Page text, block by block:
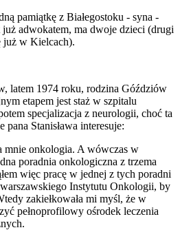
pamiątkę z Białegostoku - syna -
już adwokatem, ma dwoje dzieci (drugi
już w Kielcach).
latem 1974 roku, rodzina Góździów
etapem jest staż w szpitalu
specjalizacja z neurologii, choć ta
pana Stanisława interesuje:
mnie onkologia. A wówczas w
poradnia onkologiczna z trzema
więc pracę w jednej z tych poradni
warszawskiego Instytutu Onkologii, by
zakiełkowała mi myśl, że w
pełnoprofilowy ośrodek leczenia